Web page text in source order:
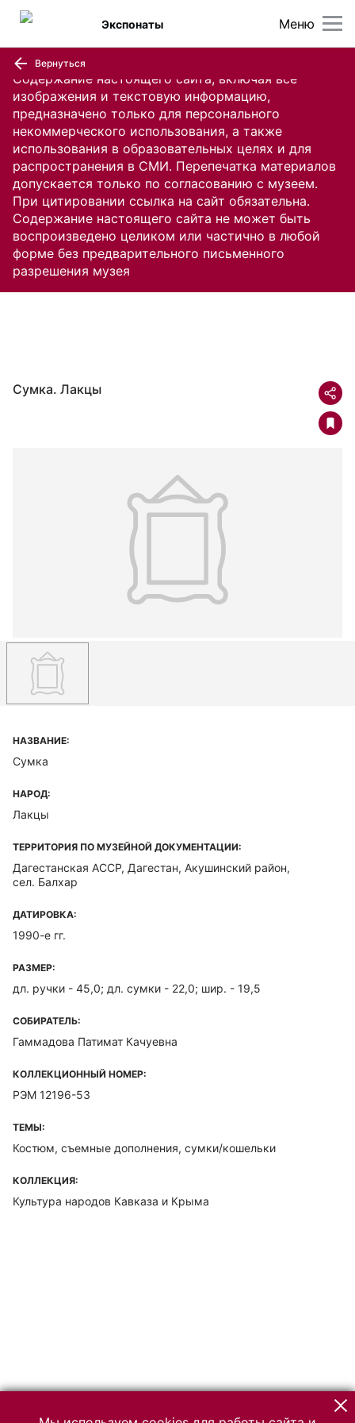
Содержание настоящего сайта, включая все
изображения и текстовую информацию,
предназначено только для персонального
некоммерческого использования, а также
использования в образовательных целях и для
распространения в СМИ. Перепечатка материалов
допускается только по согласованию с музеем.
При цитировании ссылка на сайт обязательна.
Содержание настоящего сайта не может быть
воспроизведено целиком или частично в любой
форме без предварительного письменного
разрешения музея
Меню
Экспонаты
Вернуться
Сумка. Лакцы
НАЗВАНИЕ:
Сумка
НАРОД:
Лакцы
ТЕРРИТОРИЯ ПО МУЗЕЙНОЙ ДОКУМЕНТАЦИИ:
Дагестанская ACCP, Дагестан, Акушинский район,
сел. Балхар
ДАТИРОВКА:
1990-е гг.
РАЗМЕР:
дл. ручки - 45,0; дл. сумки - 22,0; шир. - 19,5
СОБИРАТЕЛЬ:
Гаммадова Патимат Качуевна
КОЛЛЕКЦИОННЫЙ НОМЕР:
РЭМ 12196-53
ТЕМЫ:
Костюм, съемные дополнения, сумки/кошельки
КОЛЛЕКЦИЯ:
Культура народов Кавказа и Крыма